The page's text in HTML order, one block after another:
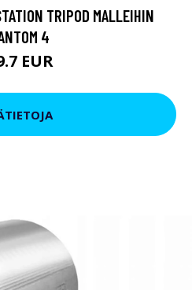
TRIPOD MALLEIHIN
4
EUR